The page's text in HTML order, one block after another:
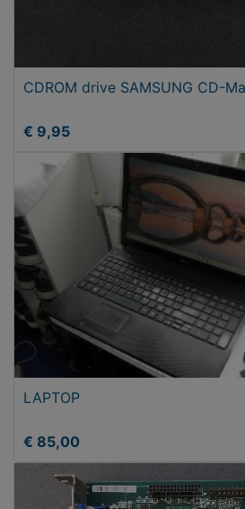
CDROM drive SAMSUNG CD-
€ 9,95
LAPTOP
€ 85,00